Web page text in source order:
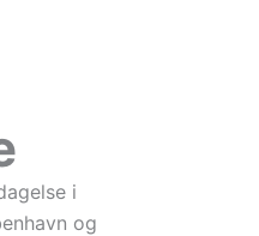
i
og